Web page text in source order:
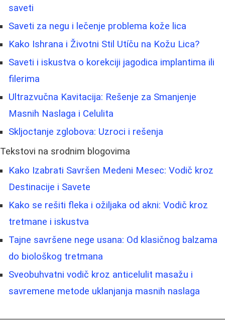
saveti
Saveti za negu i lečenje problema kože lica
Kako Ishrana i Životni Stil Utíču na Kožu Lica?
Saveti i iskustva o korekciji jagodica implantima ili
filerima
Ultrazvučna Kavitacija: Rešenje za Smanjenje
Masnih Naslaga i Celulita
Skljoctanje zglobova: Uzroci i rešenja
Tekstovi na srodnim blogovima
Kako Izabrati Savršen Medeni Mesec: Vodič kroz
Destinacije i Savete
Kako se rešiti fleka i ožiljaka od akni: Vodič kroz
tretmane i iskustva
Tajne savršene nege usana: Od klasičnog balzama
do biološkog tretmana
Sveobuhvatni vodič kroz anticelulit masažu i
savremene metode uklanjanja masnih naslaga